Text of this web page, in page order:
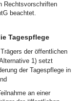
Rechtsvorschriften
beachtet.
Tagespflege
der öffentlichen
1) setzt
der Tagespflege in
an einer